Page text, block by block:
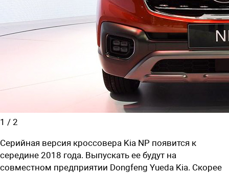
1 / 2
Серийная версия кроссовера Kia NP появится к
середине 2018 года. Выпускать ее будут на
совместном предприятии Dongfeng Yueda Kia. Скорее